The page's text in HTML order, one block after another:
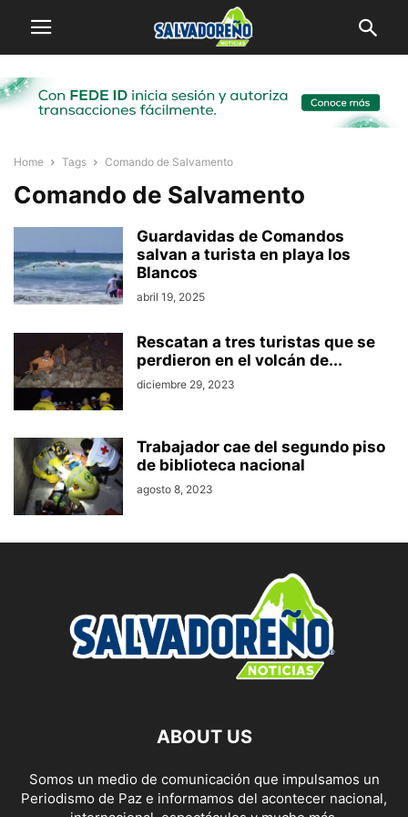
Home Tags Comando de Salvamento
Comando de Salvamento
Guardavidas de Comandos
salvan a turista en playa los
Blancos
abril 19, 2025
Rescatan a tres turistas que se
perdieron en el volcán de...
diciembre 29, 2023
Trabajador cae del segundo piso
de biblioteca nacional
agosto 8, 2023
ABOUT US
Somos un medio de comunicación que impulsamos un
Periodismo de Paz e informamos del acontecer nacional,